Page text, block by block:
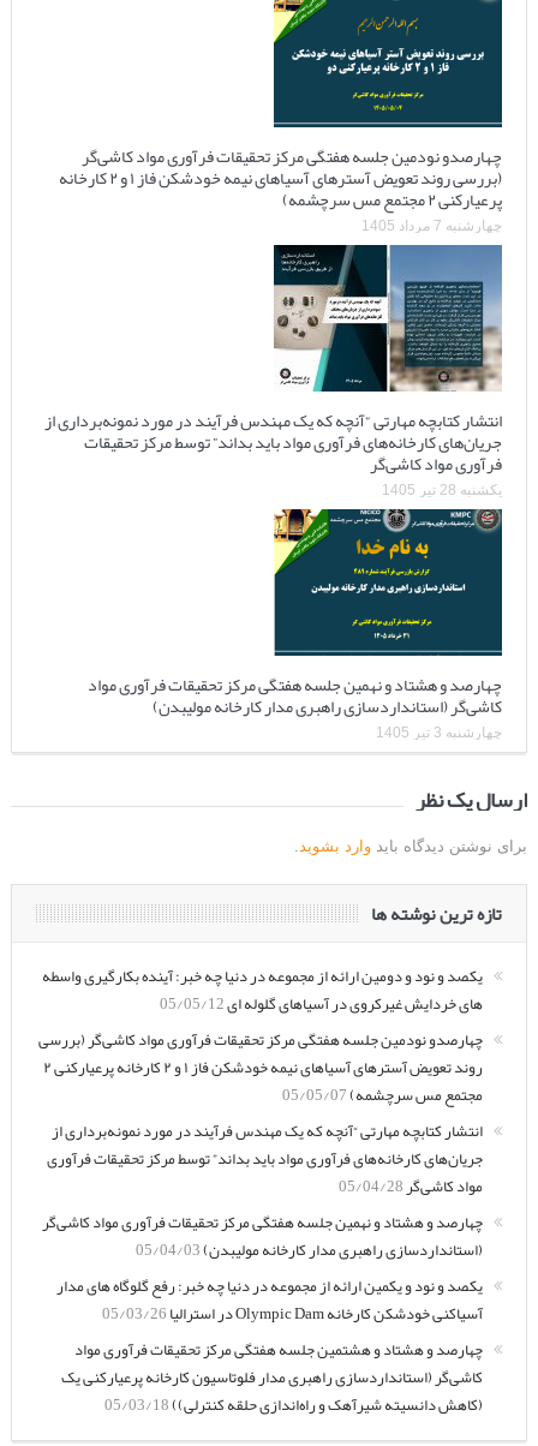
چهارصدو نودمین جلسه هفتگی مرکز تحقیقات فرآوری مواد کاشی‌گر
(بررسی روند تعویض آسترهای آسیاهای نیمه خودشکن فاز ۱ و ۲ کارخانه
پرعیارکنی ۲ مجتمع مس سرچشمه)
چهارشنبه 7 مرداد 1405
انتشار کتابچه مهارتی “آنچه که یک مهندس فرآیند در مورد نمونه‌برداری از
جریان‌های کارخانه‌های فرآوری مواد باید بداند” توسط مرکز تحقیقات
فرآوری مواد کاشی‌گر
یکشنبه 28 تیر 1405
چهارصد و هشتاد و نهمین جلسه هفتگی مرکز تحقیقات فرآوری مواد
کاشی‌گر (استانداردسازی راهبری مدار کارخانه مولیبدن)
چهارشنبه 3 تیر 1405
ارسال یک نظر
برای نوشتن دیدگاه باید وارد بشوید
تازه ترین نوشته ها
یکصد و نود و دومین ارائه از مجموعه در دنیا چه خبر: آینده بکارگیری واسطه
های خردایش غیرکروی در آسیاهای گلوله ای05/05/12
چهارصدو نودمین جلسه هفتگی مرکز تحقیقات فرآوری مواد کاشی‌گر (بررسی
روند تعویض آسترهای آسیاهای نیمه خودشکن فاز ۱ و ۲ کارخانه پرعیارکنی ۲
مجتمع مس سرچشمه)05/05/07
انتشار کتابچه مهارتی “آنچه که یک مهندس فرآیند در مورد نمونه‌برداری از
جریان‌های کارخانه‌های فرآوری مواد باید بداند” توسط مرکز تحقیقات فرآوری
مواد کاشی‌گر05/04/28
چهارصد و هشتاد و نهمین جلسه هفتگی مرکز تحقیقات فرآوری مواد کاشی‌گر
(استانداردسازی راهبری مدار کارخانه مولیبدن)05/04/03
یکصد و نود و یکمین ارائه از مجموعه در دنیا چه خبر: رفع گلوگاه های مدار
آسیاکنی خودشکن کارخانه Olympic Dam در استرالیا
05/03/26
چهارصد و هشتاد و هشتمین جلسه هفتگی مرکز تحقیقات فرآوری مواد
کاشی‌گر (استانداردسازی راهبری مدار فلوتاسیون کارخانه پرعیارکنی یک
(کاهش دانسیته شیرآهک و راه‌اندازی حلقه کنترلی))05/03/18